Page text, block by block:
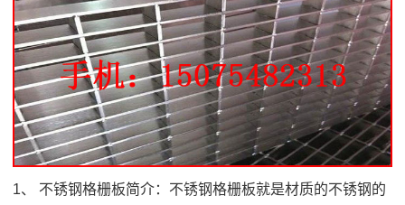
1、 不锈钢格栅板简介：不锈钢格栅板就是材质的不锈钢的